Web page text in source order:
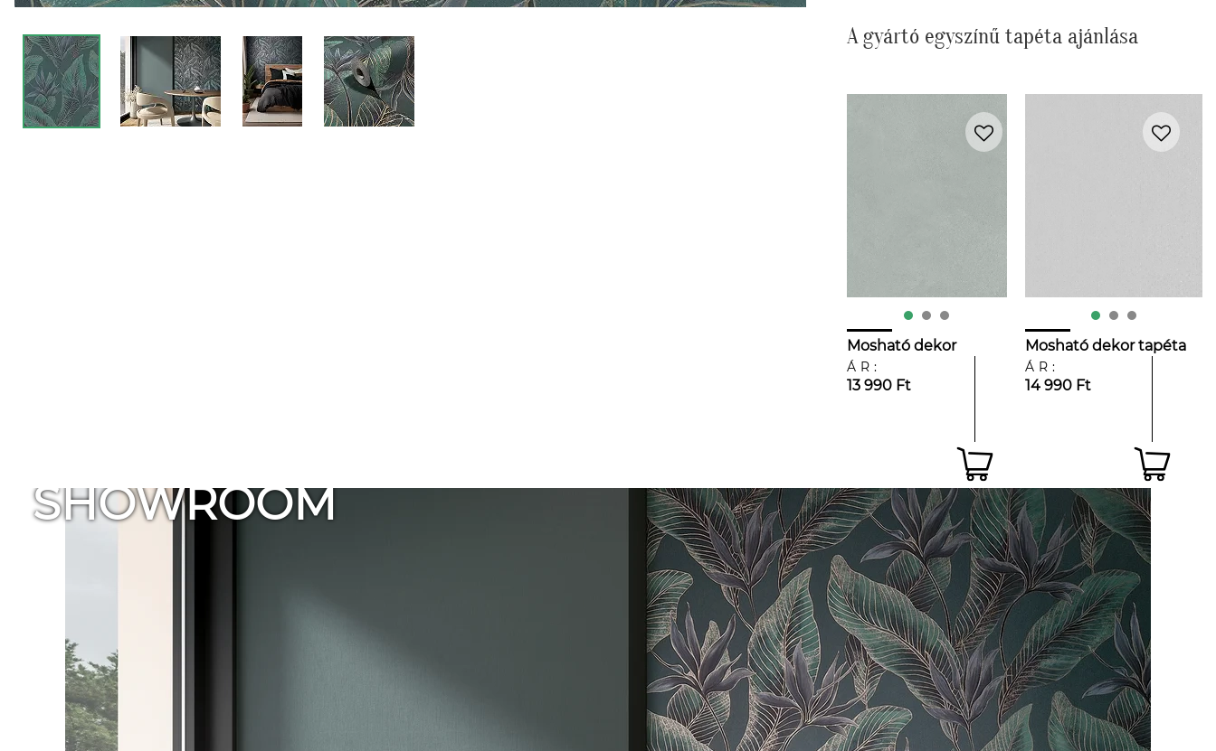
A gyártó egyszínű tapéta ajánlása
Mosható dekor
tapéta kékes
középszürke karcolt
ÁR:
13 990 Ft
Mosható dekor tapéta
világos zöldesszürke
textilhatású mintával
ÁR:
14 990 Ft
SHOWROOM